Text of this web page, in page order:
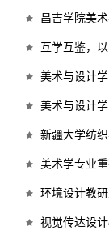
昌吉学院美
互学互鉴，
美术与设计
美术与设计
新疆大学纺
美术学专业
环境设计教
视觉传达设